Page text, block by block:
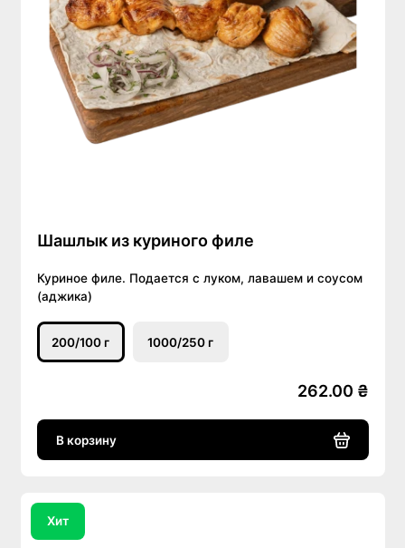
Шашлык из куриного филе
Куриное филе. Подается с луком, лавашем и соусом
(аджика)
200/100 г 1000/250 г
262.00 ₴
В корзину
Хит